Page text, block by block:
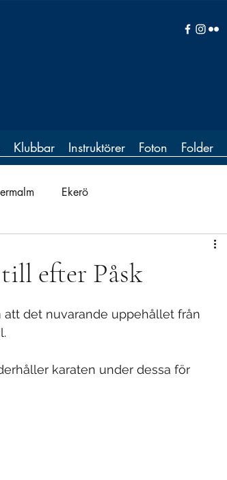
Klubbar Instruktörer Foton Folder
Ekerö
efter Påsk
det nuvarande uppehållet från
karaten under dessa för